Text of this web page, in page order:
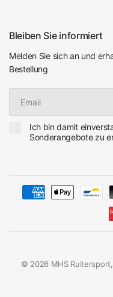
Bleiben Sie informiert
Melden Sie sich an und
Bestellung
Ich bin damit
Sonderangebote zu
© 2026 MHS